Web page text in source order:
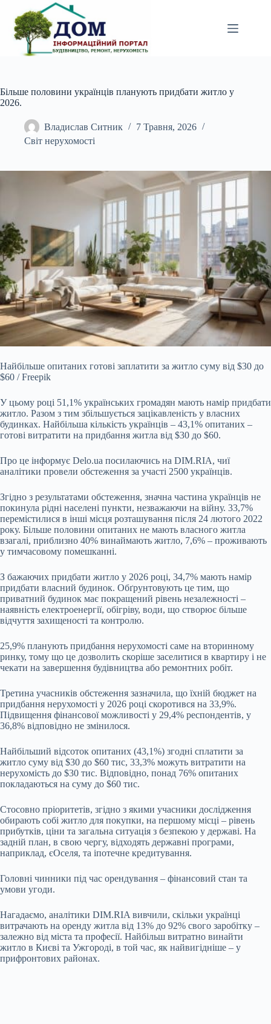
вмісту
Більше половини українців планують придбати житло у
2026.
Владислав Ситник
7 Травня, 2026
Світ нерухомості
Найбільше опитаних готові заплатити за житло суму від $30 до
$60 / Freepik
У цьому році 51,1% українських громадян мають намір придбати
житло. Разом з тим збільшується зацікавленість у власних
будинках. Найбільша кількість українців – 43,1% опитаних –
готові витратити на придбання житла від $30 до $60.
Про це інформує Delo.ua посилаючись на DIM.RIA, чиї
аналітики провели обстеження за участі 2500 українців.
Згідно з результатами обстеження, значна частина українців не
покинула рідні населені пункти, незважаючи на війну. 33,7%
перемістилися в інші місця розташування після 24 лютого 2022
року. Більше половини опитаних не мають власного житла
взагалі, приблизно 40% винаймають житло, 7,6% – проживають
у тимчасовому помешканні.
З бажаючих придбати житло у 2026 році, 34,7% мають намір
придбати власний будинок. Обґрунтовують це тим, що
приватний будинок має покращений рівень незалежності –
наявність електроенергії, обігріву, води, що створює більше
відчуття захищеності та контролю.
25,9% планують придбання нерухомості саме на вторинному
ринку, тому що це дозволить скоріше заселитися в квартиру і не
чекати на завершення будівництва або ремонтних робіт.
Третина учасників обстеження зазначила, що їхній бюджет на
придбання нерухомості у 2026 році скоротився на 33,9%.
Підвищення фінансової можливості у 29,4% респондентів, у
36,8% відповідно не змінилося.
Найбільший відсоток опитаних (43,1%) згодні сплатити за
житло суму від $30 до $60 тис, 33,3% можуть витратити на
нерухомість до $30 тис. Відповідно, понад 76% опитаних
покладаються на суму до $60 тис.
Стосовно пріоритетів, згідно з якими учасники дослідження
обирають собі житло для покупки, на першому місці – рівень
прибутків, ціни та загальна ситуація з безпекою у державі. На
задній план, в свою чергу, відходять державні програми,
наприклад, єОселя, та іпотечне кредитування.
Головні чинники під час орендування – фінансовий стан та
умови угоди.
Нагадаємо, аналітики DIM.RIA вивчили, скільки українці
витрачають на оренду житла від 13% до 92% свого заробітку –
залежно від міста та професії. Найбільш витратно винайти
житло в Києві та Ужгороді, в той час, як найвигідніше – у
прифронтових районах.